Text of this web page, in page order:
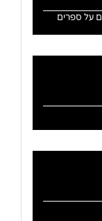
על ספרים